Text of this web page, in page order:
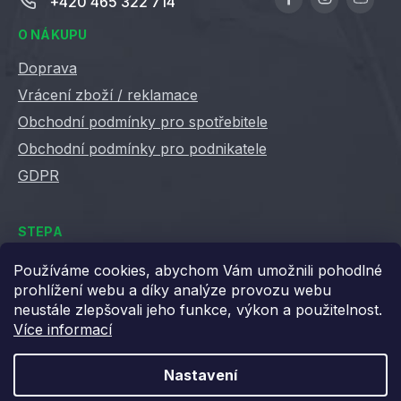
Používáme cookies, abychom Vám umožnili pohodlné
prohlížení webu a díky analýze provozu webu
neustále zlepšovali jeho funkce, výkon a použitelnost.
Více informací
Nastavení
O NÁKUPU
Doprava
Vrácení zboží / reklamace
Obchodní podmínky pro spotřebitele
Obchodní podmínky pro podnikatele
GDPR
STEPA
Kontakty
Kariéra ve Stepě
Věrnostní slevy